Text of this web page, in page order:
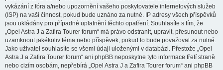
vykázání z fóra a/nebo upozornění vašeho poskytovatele internetových služeb
(ISP) na vaši činnost, pokud bude uznáno za nutné. IP adresy všech příspěvků
jsou ukládány pro případné uplatnění těchto opatření. Souhlasíte s tím, že
„Opel Astra J a Zafira Tourer forum“ má právo odstranit, upravit, přesunout nebo
uzamknout jakékoliv téma nebo příspěvek, pokud to bude považovat za nutné.
Jako uživatel souhlasíte se všemi údaji uloženými v databázi. Přestože „Opel
Astra J a Zafira Tourer forum“ ani phpBB neposkytne tyto informace třetí straně
nebo cizím osobám, nepřebírá „Opel Astra J a Zafira Tourer forum“ ani phpBB